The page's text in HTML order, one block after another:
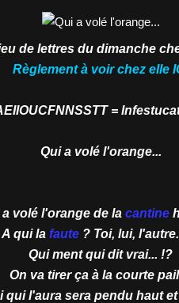
de lettres du dimanche
Règlement à voir chez elle
=
Qui a volé l'orange...
a volé l'orange de la cantine
A qui la faute ? Toi, lui,
Qui ment qui dit vrai... !?
On va tirer ça à la courte
qui l'aura sera pendu haut